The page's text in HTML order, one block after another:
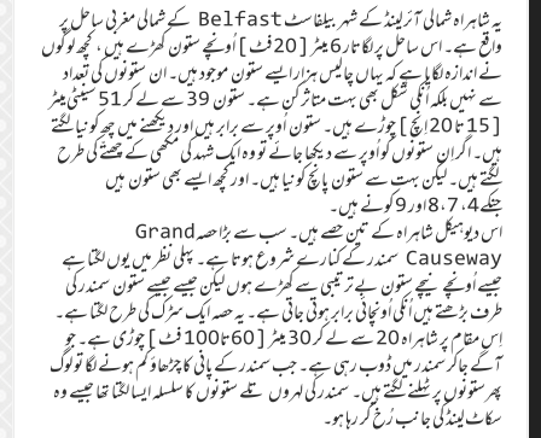
یہ شاہراہ شمالی آئرلینڈ کے شہر بیلفاسٹ Belfast کے شمالی مغربی ساحل پر
واقع ہے۔‏ اس ساحل پر لگاتار 6 میٹر [‏20فٹ]‏ اُونچے ستون کھڑے ہیں ، ‏ کچھ لوگوں
نے اندازہ لگایا ہے کہ یہاں چالیس ہزار ایسے ستون موجود ہیں۔‏ ان ستونوں کی تعداد
سے نہیں بلکہ اُنکی شکل بھی بہت متاثر کن ہے۔‏ ستون 39 سے لے کر 51 سینٹی‌میٹر
[15 تا 20 اِنچ]‏ چوڑے ہیں۔‏ ستون اُوپر سے برابر ہیں اور دیکھنے میں چھ کونیا لگتے
ہیں۔‏ اگر اِن ستونوں کو اُوپر سے دیکھا جائے تو وہ ایک شہد کی مکھی کے چھتّے کی طرح
لگتے ہیں۔‏ لیکن بہت سے ستون پانچ کونیا ہیں۔‏ اور کچھ ایسے بھی ستون ہیں
جنکے4،‏ 7،‏8 اور 9 کونے ہیں۔‏
اس دیوہیکل شاہراہ کے تین حصے ہیں۔‏ سب سے بڑا حصہGrand
Causeway سمندر کے کنارے شروع ہوتا ہے۔‏ پہلی نظر میں یوں لگتا ہے
جیسے اُونچے نیچے ستون بےترتیبی سے کھڑے ہوں لیکن جیسے جیسے ستون سمندر کی
طرف بڑھتے ہیں اُنکی اُونچائی برابر ہوتی جاتی ہے۔‏ یہ حصہ ایک سڑک کی طرح لگتا ہے۔‏
اِس مقام پر شاہراہ 20 سے لے کر 30 میٹر [60تا100 فٹ]‏ چوڑی ہے۔‏ جو
آگے جاکر سمندر میں ڈوب رہی ہے۔ جب سمندر کے پانی کا چڑھاؤ کم ہونے لگا تو لوگ
پھرستونوں پر ٹہلنے لگتے ہیں۔ ‏ سمندر کی لہروں تلے ستونوں کا سلسلہ ایسا لگتا تھا جیسے وہ
سکاٹ‌لینڈ کی جانب رُخ کر رہا ہو۔‏